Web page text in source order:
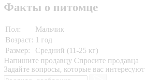
Факты о питомце
Пол:
Мальчик
Возраст: 1 год
Размер:
Средний (11-25 кг)
Напишите продавцу Спросите продавца
Задайте вопросы, которые вас интересуют